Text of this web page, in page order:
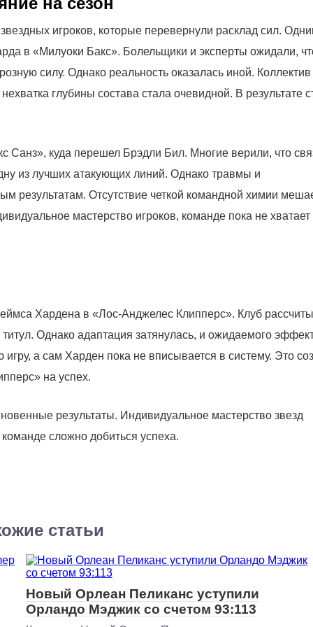
игроков, которые перевернули расклад сил.
в «Милуоки Бакс». Болельщики и эксперты ожидали,
силу. Однако реальность оказалась иной. Коллектив
глубины состава стала очевидной. В результате
куда перешел Брэдли Бил. Многие верили, что
из лучших атакующих линий. Однако травмы и
результатам. Отсутствие четкой командной химии
мастерство игроков, команде пока не хватает
Хардена в «Лос-Анджелес Клипперс». Клуб
Однако адаптация затянулась, и ожидаемого
а сам Харден пока не вписывается в систему. Это
на успех.
результаты. Индивидуальное мастерство звезд
сложно добиться успеха.
статьи
Новый Орлеан Пеликанс уступили
Орландо Мэджик со счетом 93:113